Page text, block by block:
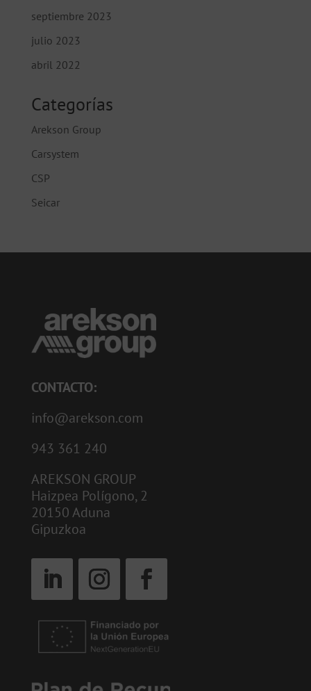
septiembre 2023
julio 2023
abril 2022
Categorías
Arekson Group
Carsystem
CSP
Seicar
CONTACTO:
info@arekson.com
943 361 240
AREKSON GROUP
Haizpea Polígono, 2
20150 Aduna
Gipuzkoa